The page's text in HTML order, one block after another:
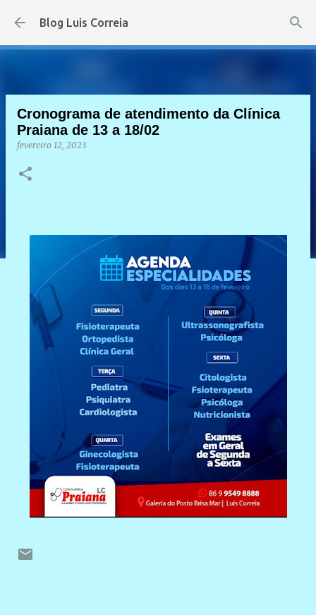
Pular para o conteúdo principal
Blog Luis Correia
Cronograma de atendimento da Clínica
Praiana de 13 a 18/02
fevereiro 12, 2023